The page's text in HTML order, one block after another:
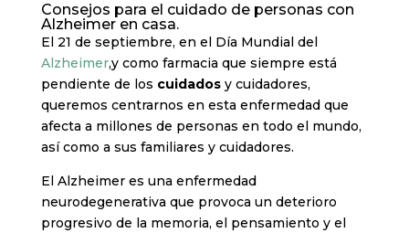
Consejos para el cuidado de personas con
Alzheimer en casa.
El 21 de septiembre, en el Día Mundial del
Alzheimer,y como farmacia que siempre está
pendiente de los cuidadosy cuidadores,
queremos centrarnos en esta enfermedad que
afecta a millones de personas en todo el mundo,
así como a sus familiares y cuidadores.
El Alzheimer es una enfermedad
neurodegenerativa que provoca un deterioro
progresivo de la memoria, el pensamiento y el